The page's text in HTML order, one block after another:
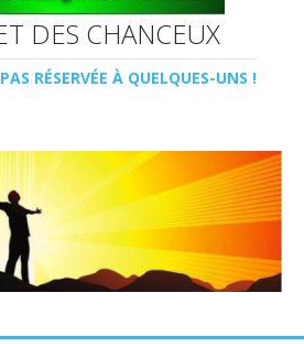
DES CHANCEUX
RÉSERVÉE À QUELQUES-UNS !